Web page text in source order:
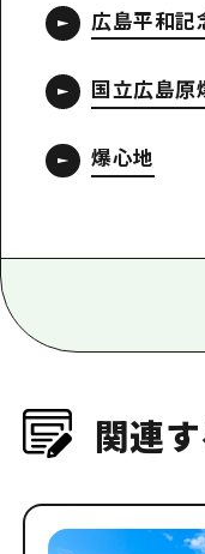
広島平和記
国立広島原
爆心地
関連